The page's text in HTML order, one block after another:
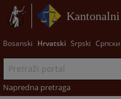
Bosanski Hrvatski Srpski Српски
Napredna pretraga